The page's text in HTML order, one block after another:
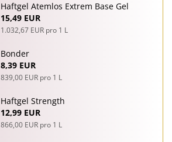
Haftgel Atemlos Extrem Base Gel
15,49 EUR
1.032,67 EUR pro 1 L
Bonder
8,39 EUR
839,00 EUR pro 1 L
Haftgel Strength
12,99 EUR
866,00 EUR pro 1 L